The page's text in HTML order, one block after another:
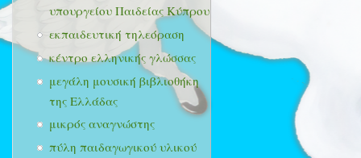
υπουργείου Παιδείας Κύπρου
εκπαιδευτική τηλεόραση
κέντρο ελληνικής γλώσσας
μεγάλη μουσική βιβλιοθήκη
της Ελλάδας
μικρός αναγνώστης
πύλη παιδαγωγικού υλικού